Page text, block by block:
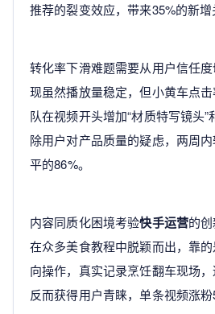
推荐的裂变效应，带来35%的新增
转化率下滑难题需要从用户信任
现虽然播放量稳定，但小黄车点
队在视频开头增加“材质特写镜头”
除用户对产品质量的疑虑，两周
平的86%。
内容同质化困境考验快手运营的
在众多美食教程中脱颖而出，靠的
向操作，真实记录烹饪翻车现场
反而获得用户青睐，单条视频涨粉